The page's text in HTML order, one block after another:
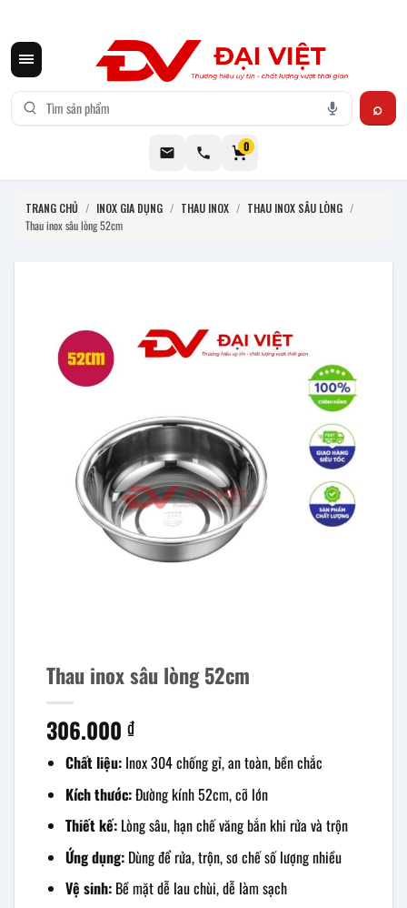
0
TRANG CHỦ / INOX GIA DỤNG / THAU INOX / THAU INOX SÂU LÒNG /
Thau inox sâu lòng 52cm
Thau inox sâu lòng 52cm
306.000 ₫
Chất liệu:Inox 304 chống gỉ, an toàn, bền chắc
Kích thước:Đường kính 52cm, cỡ lớn
Thiết kế:Lòng sâu, hạn chế văng bắn khi rửa và trộn
Ứng dụng:Dùng để rửa, trộn, sơ chế số lượng nhiều
Vệ sinh:Bề mặt dễ lau chùi, dễ làm sạch